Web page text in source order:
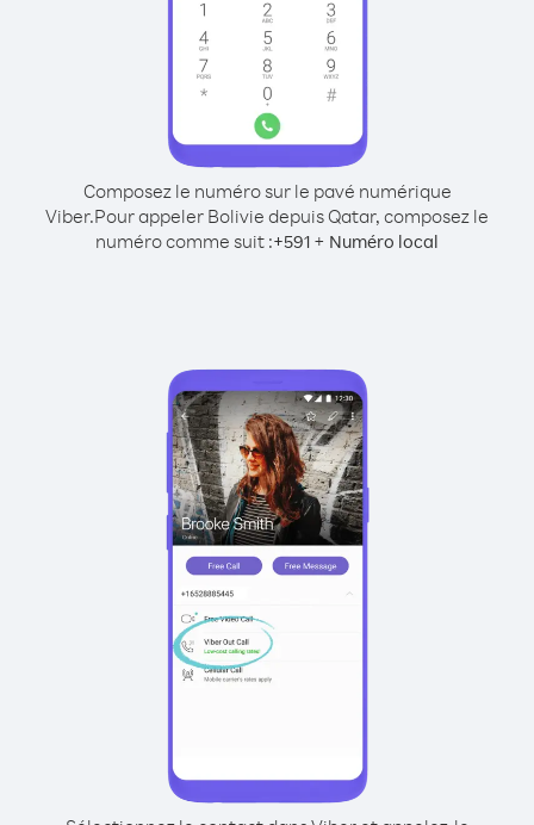
Composez le numéro sur le pavé numérique
Viber.Pour appeler Bolivie depuis Qatar, composez le
numéro comme suit :+591 + Numéro local